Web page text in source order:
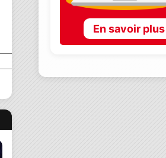
En savoir plus